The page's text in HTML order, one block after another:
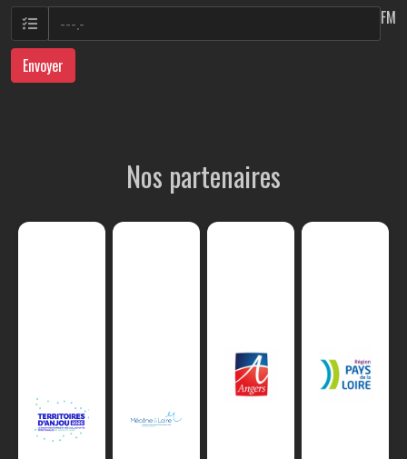
FM
Envoyer
Nos partenaires